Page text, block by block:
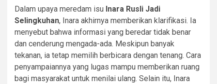
Dalam upaya meredam isu Inara Rusli Jadi
Selingkuhan, Inara akhirnya memberikan klarifikasi. Ia
menyebut bahwa informasi yang beredar tidak benar
dan cenderung mengada-ada. Meskipun banyak
tekanan, ia tetap memilih berbicara dengan tenang. Cara
penyampaiannya yang lugas mampu memberikan ruang
bagi masyarakat untuk menilai ulang. Selain itu, Inara